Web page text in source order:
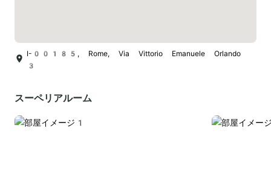
I-00185, Rome, Via Vittorio Emanuele Orlando
3
スーペリアルーム